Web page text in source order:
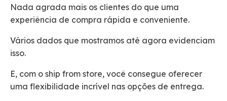
Nada agrada mais os clientes do que uma
experiência de compra rápida e conveniente.
Vários dados que mostramos até agora evidenciam
isso.
E, com o ship from store, você consegue oferecer
uma flexibilidade incrível nas opções de entrega.